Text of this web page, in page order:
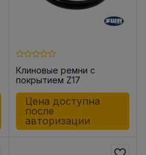
Клиновые ремни с
покрытием Z17
Цена доступна
после
авторизации